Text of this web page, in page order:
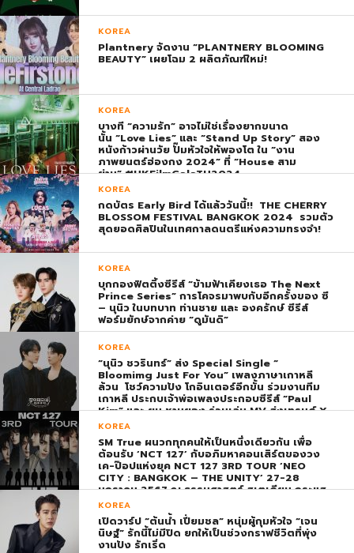
KOREA
Plantnery จัดงาน “PLANTNERY BLOOMING
BEAUTY” เผยโฉม 2 ผลิตภัณฑ์ใหม่!
KOREA
บางที “ความรัก” อาจไม่ใช่เรื่องยากขนาด
นั้น “Love Lies” และ “Stand Up Story” สอง
หนังก้าวผ่านวัย ปั๊มหัวใจให้พองโต ใน “งาน
ภาพยนตร์ฮ่องกง 2024” ที่ “House สาม
ย่าน” #HKFilmGalaTH2024
KOREA
กดบัตร Early Bird ได้แล้ววันนี้!! THE CHERRY
BLOSSOM FESTIVAL BANGKOK 2024 รวมตัว
สุดยอดศิลปินในเทศกาลดนตรีแห่งความทรงจำ!
KOREA
บุกกองฟิตติ้งซีรีส์ “ข้ามฟ้าเคียงเธอ The Next
Prince Series” การโคจรมาพบกับอีกครั้งของ ซี
– นุนิว ในบทบาท ท่านชาย และ องครักษ์ ซีรีส์
ฟอร์มยักษ์จากค่าย “ดูมันดิ”
KOREA
“นุนิว ชวรินทร์” ส่ง Special Single “
Bloomimg Just For You” เพลงภาษาเกาหลี
ล้วน โชว์ความปัง โกอินเตอร์อีกขั้น ร่วมงานทีม
เกาหลี ประกบเจ้าพ่อเพลงประกอบซีรีส์ “Paul
Kim” และ ยุน ชานยอง ร่วมเล่น MV ส่งเทรนด์ X
พุ่ง ติดอันดับ 1 โลก
KOREA
SM True ผนวกทุกคนให้เป็นหนึ่งเดียวกัน เพื่อ
ต้อนรับ ‘NCT 127’ กับอภิมหาคอนเสิร์ตของวง
เค-ป๊อปแห่งยุค NCT 127 3RD TOUR ‘NEO
CITY : BANGKOK – THE UNITY’ 27-28
มกราคม 2567 ณ ธรรมศาสตร์ สเตเดียม กระแส
ตอบรับยิ่งใหญ่สมการรอคอย บัตร SOLD OUT
ทุกที่นั่งทันทีที่เปิดจำหน่าย !
KOREA
เปิดวาร์ป “ต้นน้ำ เปี่ยมชล” หนุ่มผู้กุมหัวใจ “เจน
นิษฐ์” รักนี้ไม่มีปิด ยกให้เป็นช่วงกราฟชีวิตที่พุ่ง
งานปัง รักเริ่ด